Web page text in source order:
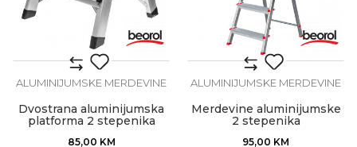
ALUMINIJUMSKE MERDEVINE
Dvostrana aluminijumska
platforma 2 stepenika
85,00 KM
ALUMINIJUMSKE MERDEVINE
Merdevine aluminijumske
2 stepenika
95,00 KM